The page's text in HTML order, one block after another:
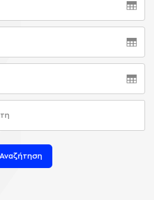
Αναζήτηση